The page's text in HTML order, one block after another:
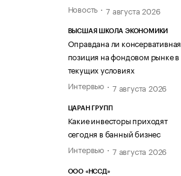
Новость
7 августа 2026
ВЫСШАЯ ШКОЛА ЭКОНОМИКИ
Оправдана ли консервативная
позиция на фондовом рынке в
текущих условиях
Интервью
7 августа 2026
ЦАРАН ГРУПП
Какие инвесторы приходят
сегодня в банный бизнес
Интервью
7 августа 2026
ООО «НССД»